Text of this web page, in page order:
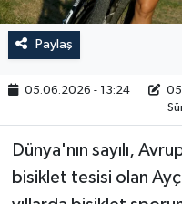
Paylaş
05.06.2026 - 13:24
Dünya'nın sayılı,
bisiklet tesisi olan